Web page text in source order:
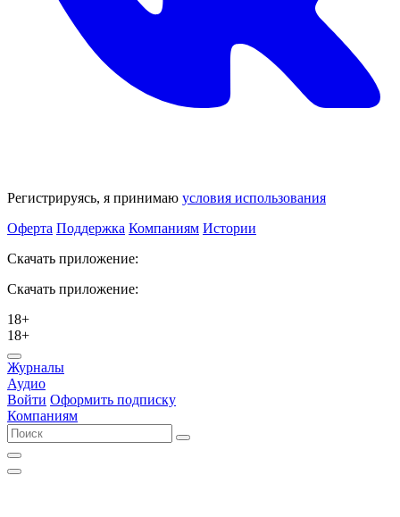
Регистрируясь, я принимаю условия использования
Оферта Поддержка Компаниям Истории
Скачать приложение:
Скачать приложение:
18+
18+
Журналы
Аудио
Войти Оформить подписку
Компаниям